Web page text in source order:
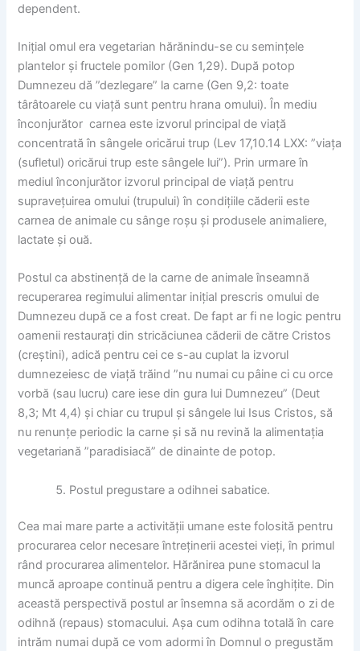
dependent.
Inițial omul era vegetarian hărănindu-se cu semințele
plantelor și fructele pomilor (Gen 1,29). După potop
Dumnezeu dă ”dezlegare” la carne (Gen 9,2: toate
târâtoarele cu viață sunt pentru hrana omului). În mediu
înconjurător carnea este izvorul principal de viață
concentrată în sângele oricărui trup (Lev 17,10.14 LXX: ”viața
(sufletul) oricărui trup este sângele lui”). Prin urmare în
mediul înconjurător izvorul principal de viață pentru
supravețuirea omului (trupului) în condițiile căderii este
carnea de animale cu sânge roșu și produsele animaliere,
lactate și ouă.
Postul ca abstinență de la carne de animale înseamnă
recuperarea regimului alimentar inițial prescris omului de
Dumnezeu după ce a fost creat. De fapt ar fi ne logic pentru
oamenii restaurați din stricăciunea căderii de către Cristos
(creștini), adică pentru cei ce s-au cuplat la izvorul
dumnezeiesc de viață trăind ”nu numai cu pâine ci cu orce
vorbă (sau lucru) care iese din gura lui Dumnezeu” (Deut
8,3; Mt 4,4) și chiar cu trupul și sângele lui Isus Cristos, să
nu renunțe periodic la carne și să nu revină la alimentația
vegetariană ”paradisiacă” de dinainte de potop.
Postul pregustare a odihnei sabatice.
Cea mai mare parte a activității umane este folosită pentru
procurarea celor necesare întreținerii acestei vieți, în primul
rând procurarea alimentelor. Hărănirea pune stomacul la
muncă aproape continuă pentru a digera cele înghițite. Din
această perspectivă postul ar însemna să acordăm o zi de
odihnă (repaus) stomacului. Așa cum odihna totală în care
intrăm numai după ce vom adormi în Domnul o pregustăm